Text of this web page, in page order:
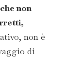
non
non è
di